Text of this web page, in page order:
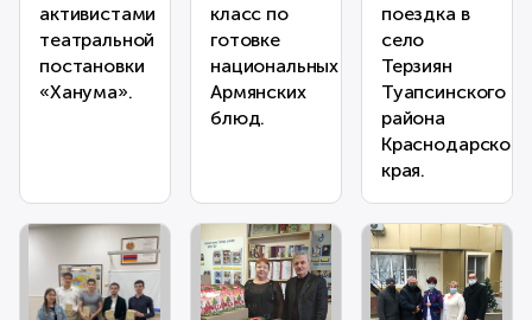
активистами
театральной
постановки
«Ханума».
класс по
готовке
национальных
Армянских
блюд.
поездка в
село
Терзиян
Туапсинского
района
Краснодарского
края.